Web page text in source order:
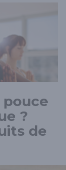
pouce
?
de